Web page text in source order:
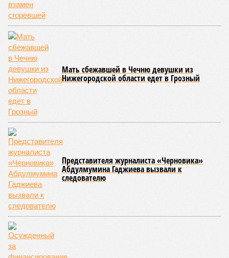
Мать сбежавшей в Чечню девушки из
Нижегородской области едет в Грозный
Представителя журналиста «Черновика»
Абдулмумина Гаджиева вызвали к
следователю